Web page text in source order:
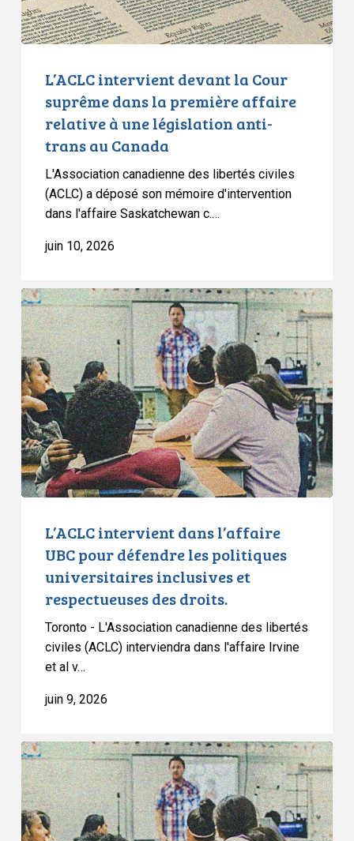
première
affaire
législation
trans
Canada
L’ACLC intervient devant la Cour
suprême dans la première affaire
relative à une législation anti-
trans au Canada
L'Association canadienne des libertés civiles
(ACLC) a déposé son mémoire d'intervention
dans l'affaire Saskatchewan c.…
juin 10, 2026
L’ACLC
intervient
dans
l’affaire
UBC
pour
défendre
les
politiques
universitaires
droits.
L’ACLC intervient dans l’affaire
UBC pour défendre les politiques
universitaires inclusives et
respectueuses des droits.
Toronto - L'Association canadienne des libertés
civiles (ACLC) interviendra dans l'affaire Irvine
et al v…
juin 9, 2026
Op-
Ed
:
Le
projet